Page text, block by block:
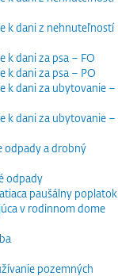
k dani z nehnuteľností
k dani za psa – FO
k dani za psa – PO
k dani za ubytovanie –
k dani za ubytovanie –
odpady a drobný
odpady
paušálny poplatok
v rodinnom dome
pozemných